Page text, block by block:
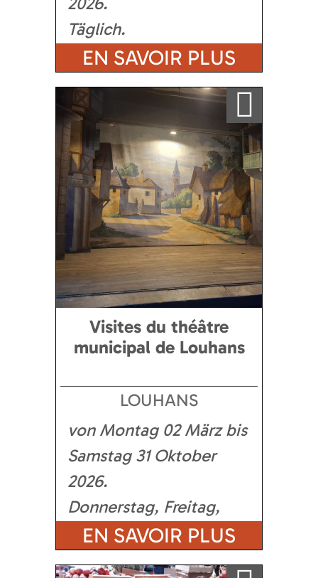
Täglich
EN SAVOIR PLUS
Ajouter a ma sélection
Visites du théâtre
municipal de Louhans
LOUHANS
von Montag 02 März bis
Samstag 31 Oktober
2026
Donnerstag, Freitag,
Samstag
EN SAVOIR PLUS
Ajouter a ma sélection